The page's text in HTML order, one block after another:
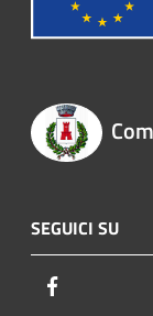
SEGUICI SU